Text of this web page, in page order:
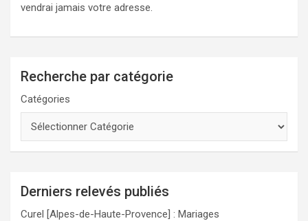
vendrai jamais votre adresse.
Recherche par catégorie
Catégories
Derniers relevés publiés
Curel [Alpes-de-Haute-Provence] : Mariages